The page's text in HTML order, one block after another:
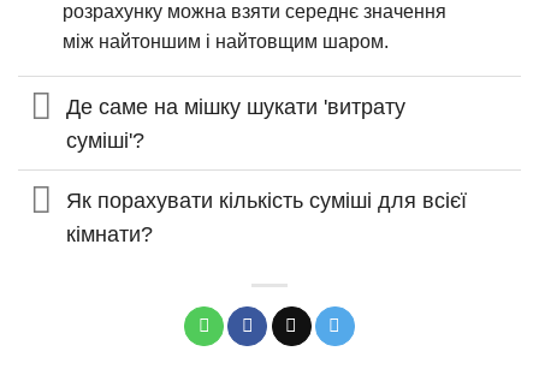
розрахунку можна взяти середнє значення
між найтоншим і найтовщим шаром.
Де саме на мішку шукати 'витрату
суміші'?
Як порахувати кількість суміші для всієї
кімнати?